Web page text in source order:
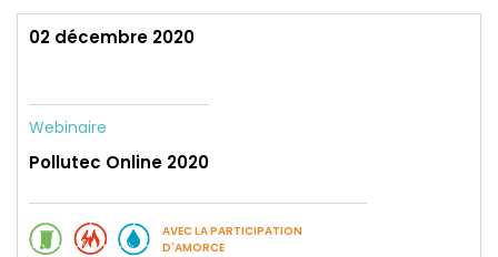
02 décembre 2020
Webinaire
Pollutec Online 2020
AVEC LA PARTICIPATION
D'AMORCE